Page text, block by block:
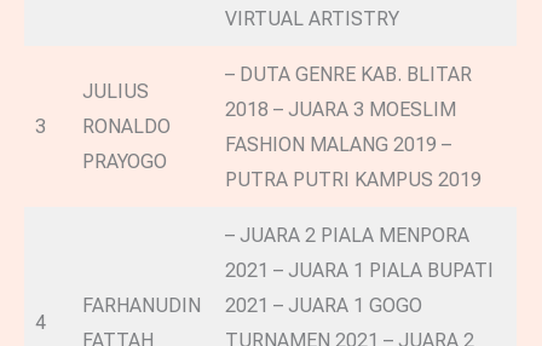
VIRTUAL ARTISTRY
3
JULIUS
RONALDO
PRAYOGO
– DUTA GENRE KAB. BLITAR
2018 – JUARA 3 MOESLIM
FASHION MALANG 2019 –
PUTRA PUTRI KAMPUS 2019
4
FARHANUDIN
FATTAH
– JUARA 2 PIALA MENPORA
2021 – JUARA 1 PIALA BUPATI
2021 – JUARA 1 GOGO
TURNAMEN 2021 – JUARA 2